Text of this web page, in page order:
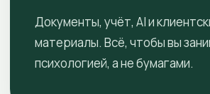
Документы, учёт, AI и
материалы. Всё, чтобы вы
психологией, а не бумагами.